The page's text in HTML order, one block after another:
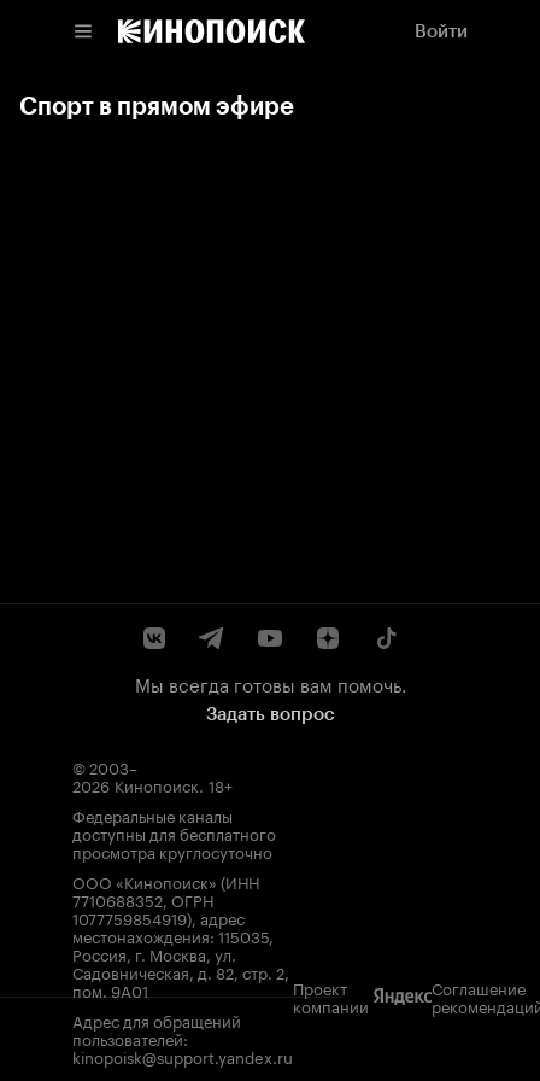
Войти
Спорт в прямом эфире
Мы всегда готовы вам помочь.
Задать вопрос
© 2003–
2026 Кинопоиск. 18+
Федеральные каналы
доступны для бесплатного
просмотра круглосуточно
ООО «Кинопоиск» (ИНН
7710688352, ОГРН
1077759854919), адрес
местонахождения: 115035,
Россия, г. Москва, ул.
Садовническая, д. 82, стр. 2,
пом. 9А01
Адрес для обращений
пользователей:
kinopoisk@support.yandex.ru
Проект
компании
Соглашение